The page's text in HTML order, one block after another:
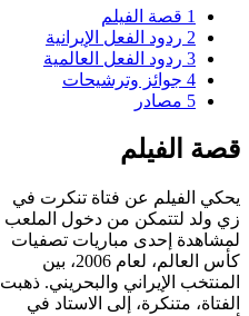
1 قصة الفيلم
2 ردود الفعل الإيرانية
3 ردود الفعل العالمية
4 جوائز وترشيحات
5 مصادر
قصة الفيلم
يحكي الفيلم عن فتاة تنكرت في
زي ولد لتتمكن من دخول الملعب
لمشاهدة إحدى مباريات تصفيات
كأس العالم، لعام 2006، بين
المنتخب الإيراني والبحريني. ذهبت
الفتاة، متنكرة، إلى الاستاد في